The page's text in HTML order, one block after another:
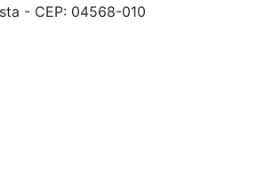
- CEP: 04568-010